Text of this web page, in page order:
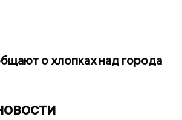
о хлопках над города